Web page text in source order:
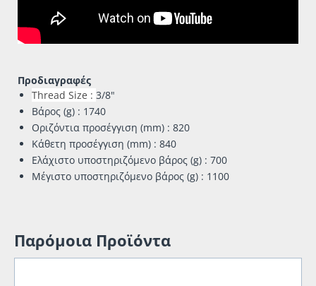
Προδιαγραφές
Thread Size : 3/8"
Βάρος (g) : 1740
Οριζόντια προσέγγιση (mm) : 820
Κάθετη προσέγγιση (mm) : 840
Ελάχιστο υποστηριζόμενο βάρος (g) : 700
Μέγιστο υποστηριζόμενο βάρος (g) : 1100
Παρόμοια Προϊόντα